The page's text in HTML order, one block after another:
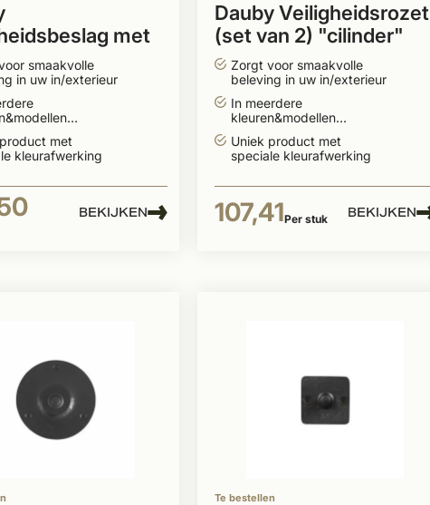
met
complete
maat
smaakvolle
in uw in/exterieur
met
kleurafwerking
BEKIJKEN
Dauby Veiligheidsrozet
(set van 2) "cilinder"
rond 50 mm
Zorgt voor smaakvolle
beleving in uw in/exterieur
In meerdere
kleuren&modellen
Uniek product met
speciale kleurafwerking
107,41Per stuk BEKIJKEN
Te bestellen